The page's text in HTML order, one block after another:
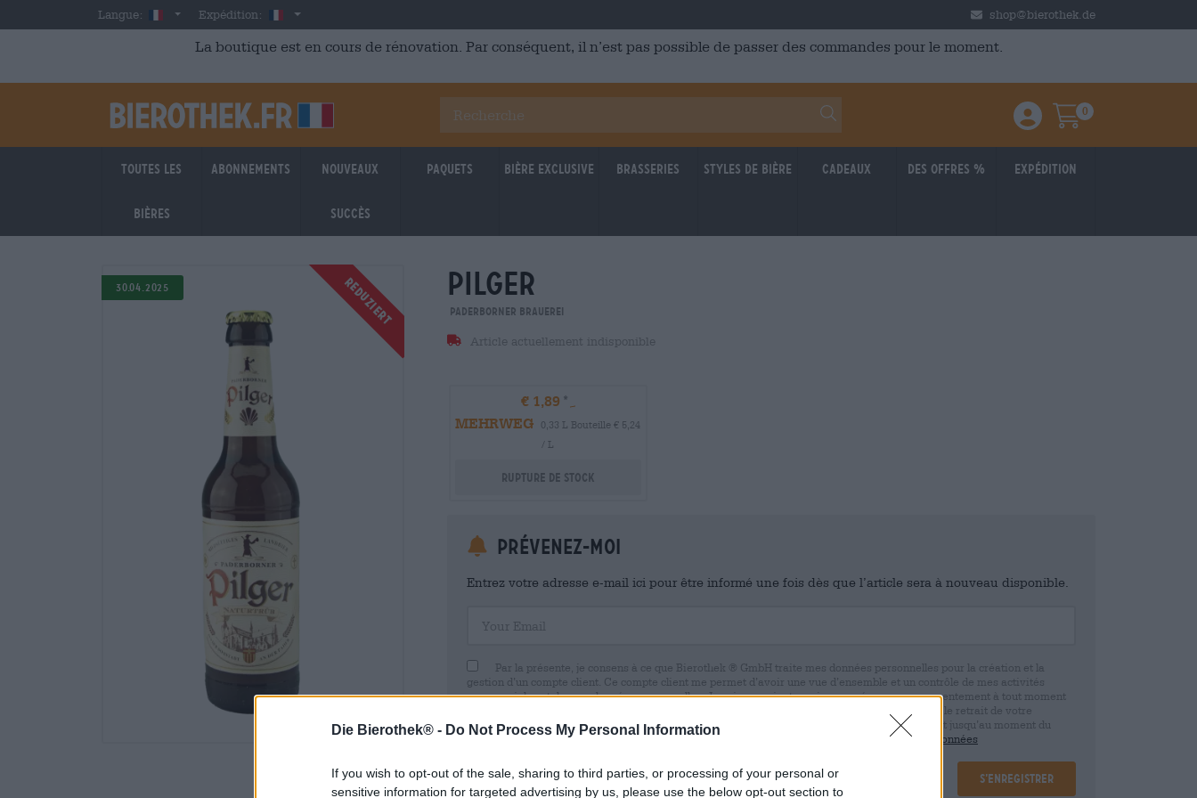
Die Bierothek® - Do Not Process My Personal Information
If you wish to opt-out of the sale, sharing to third parties, or processing of your personal or
sensitive information for targeted advertising by us, please use the below opt-out section to
Skip to main contentLangue: FrenchExpédition: France shop@bierothek.de
La boutique est en cours de rénovation. Par conséquent, il n’est pas possible de passer des commandes pour le moment.
Einloggen / Anmelden
Warenkorb
0
Toutes les
bières
Abonnements Nouveaux
succès
Paquets Bière Exclusive Brasseries Styles de bière Cadeaux Des offres % Expédition
Reduziert
30.04.2025 30.04.2025
pilger
Paderborner Brauerei
Article actuellement indisponible
€ 1,89
MEHRWEG
0,33 L Bouteille € 5,24
/ L
Rupture de stock
Prévenez-moi
Entrez votre adresse e-mail ici pour être informé une fois dès que l’article sera à nouveau disponible.
Par la présente, je consens à ce que Bierothek ® GmbH traite mes données personnelles pour la création et la
gestion d’un compte client. Ce compte client me permet d’avoir une vue d’ensemble et un contrôle de mes activités
commerciales et de mes données personnelles. Je suis conscient que je peux révoquer ce consentement à tout moment
avec effet pour l’avenir en envoyant un e-mail à shop@bierothek.de. Nous vous informons que le retrait de votre
consentement n’affecte pas la légalité du traitement effectué sur la base de votre consentement jusqu’au moment du
retrait. Vous trouverez de plus amples informations dans notre
déclaration de protection des données
S’enregistrer